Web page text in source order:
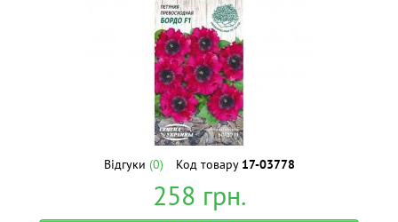
Відгуки (0) Код товару 17-03778
258 грн.